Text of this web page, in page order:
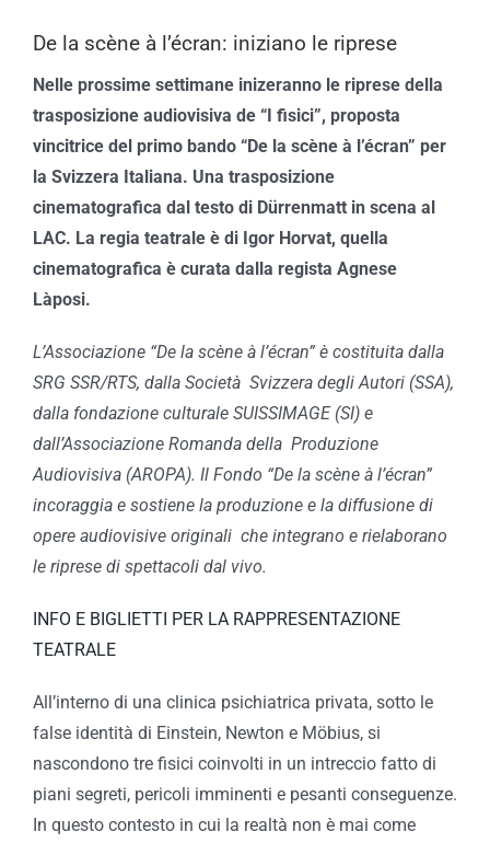
De la scène à l’écran: iniziano le riprese
Nelle prossime settimane inizeranno le riprese della
trasposizione audiovisiva de “I fisici”, proposta
vincitrice del primo bando “De la scène à l’écran” per
la Svizzera Italiana. Una trasposizione
cinematografica dal testo di Dürrenmatt in scena al
LAC. La regia teatrale è di Igor Horvat, quella
cinematografica è curata dalla regista Agnese
Làposi.
L’Associazione “De la scène à l’écran” è costituita dalla
SRG SSR/RTS, dalla Società Svizzera degli Autori (SSA),
dalla fondazione culturale SUISSIMAGE (SI) e
dall’Associazione Romanda della Produzione
Audiovisiva (AROPA). Il Fondo “De la scène à l’écran”
incoraggia e sostiene la produzione e la diffusione di
opere audiovisive originali che integrano e rielaborano
le riprese di spettacoli dal vivo.
INFO E BIGLIETTI PER LA RAPPRESENTAZIONE
TEATRALE
All’interno di una clinica psichiatrica privata, sotto le
false identità di Einstein, Newton e Möbius, si
nascondono tre fisici coinvolti in un intreccio fatto di
piani segreti, pericoli imminenti e pesanti conseguenze.
In questo contesto in cui la realtà non è mai come